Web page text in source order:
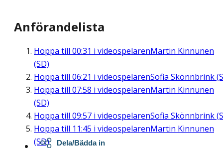
Anförandelista
Hoppa till 00:31 i videospelarenMartin Kinnunen
(SD)
Hoppa till 06:21 i videospelarenSofia Skönnbrink
Hoppa till 07:58 i videospelarenMartin Kinnunen
(SD)
Hoppa till 09:57 i videospelarenSofia Skönnbrink
Hoppa till 11:45 i videospelarenMartin Kinnunen
(SD)
Dela/Bädda in